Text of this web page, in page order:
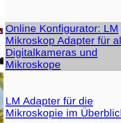
Online Konfigurator: LM
Mikroskop Adapter für
Digitalkameras und
Mikroskope
LM Adapter für die
Mikroskopie im